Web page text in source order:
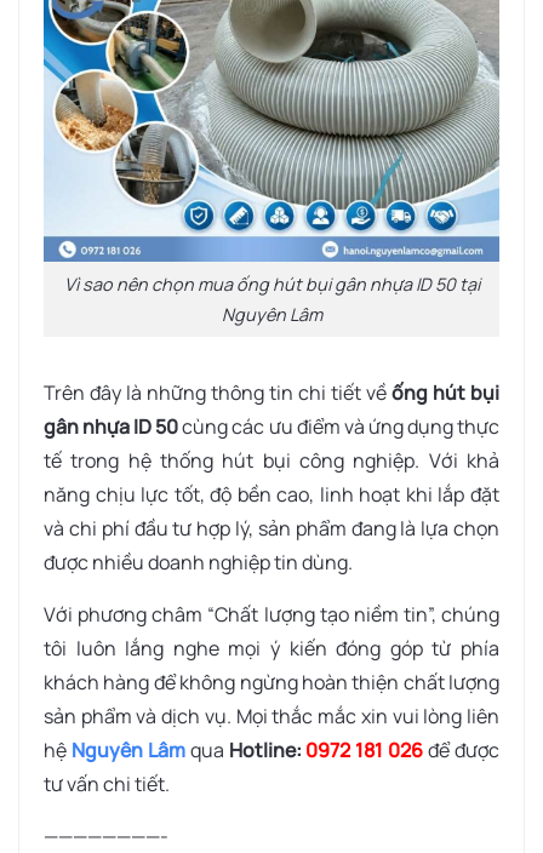
Vì sao nên chọn mua ống hút bụi gân nhựa ID 50 tại
Nguyên Lâm
Trên đây là những thông tin chi tiết vềống hút bụi
gân nhựa ID 50cùng các ưu điểm và ứng dụng thực
tế trong hệ thống hút bụi công nghiệp. Với khả
năng chịu lực tốt, độ bền cao, linh hoạt khi lắp đặt
và chi phí đầu tư hợp lý, sản phẩm đang là lựa chọn
được nhiều doanh nghiệp tin dùng.
Với phương châm “Chất lượng tạo niềm tin”, chúng
tôi luôn lắng nghe mọi ý kiến đóng góp từ phía
khách hàng để không ngừng hoàn thiện chất lượng
sản phẩm và dịch vụ. Mọi thắc mắc xin vui lòng liên
hệ Nguyên Lâmqua Hotline: 0972 181 026để được
tư vấn chi tiết.
————————-